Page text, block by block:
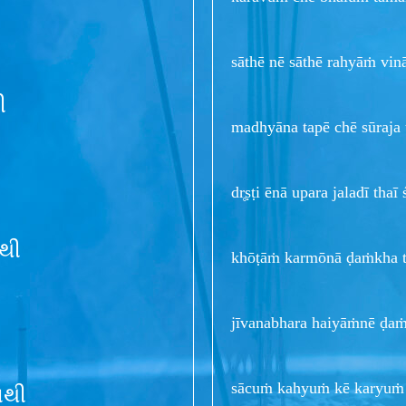
sāthē nē sāthē rahyāṁ
madhyāna tapē chē
dr̥ṣṭi ēnā upara jaladī thaī
khōṭāṁ karmōnā ḍaṁkha
jīvanabhara haiyāṁnē
sācuṁ kahyuṁ kē